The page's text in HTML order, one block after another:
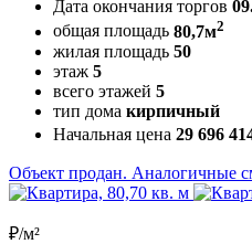
Дата окончания торгов
общая площадь 80,7м2
жилая площадь 50
этаж 5
всего этажей 5
тип дома кирпичный
Начальная цена 29 696
Объект продан. Аналогичные
₽/м²